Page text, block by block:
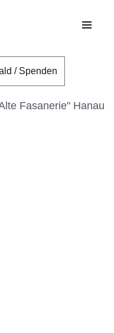
/ Spenden
Fasanerie" Hanau